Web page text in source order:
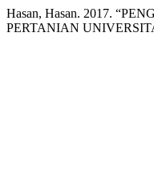
Hasan, Hasan. 2017.
PERTANIAN